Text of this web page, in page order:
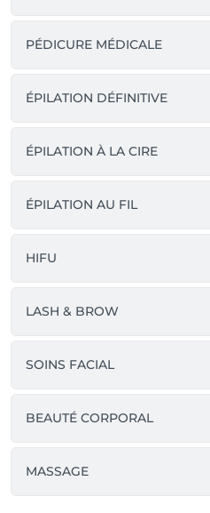
PÉDICURE MÉDICALE
ÉPILATION DÉFINITIVE
ÉPILATION À LA CIRE
ÉPILATION AU FIL
HIFU
LASH & BROW
SOINS FACIAL
BEAUTÉ CORPORAL
MASSAGE